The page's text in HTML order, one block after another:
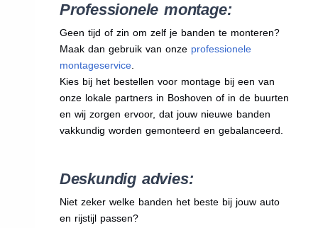
Professionele montage:
Geen tijd of zin om zelf je banden te monteren?
Maak dan gebruik van onze professionele
montageservice.
Kies bij het bestellen voor montage bij een van
onze lokale partners in Boshoven of in de buurten
en wij zorgen ervoor, dat jouw nieuwe banden
vakkundig worden gemonteerd en gebalanceerd.
Deskundig advies:
Niet zeker welke banden het beste bij jouw auto
en rijstijl passen?